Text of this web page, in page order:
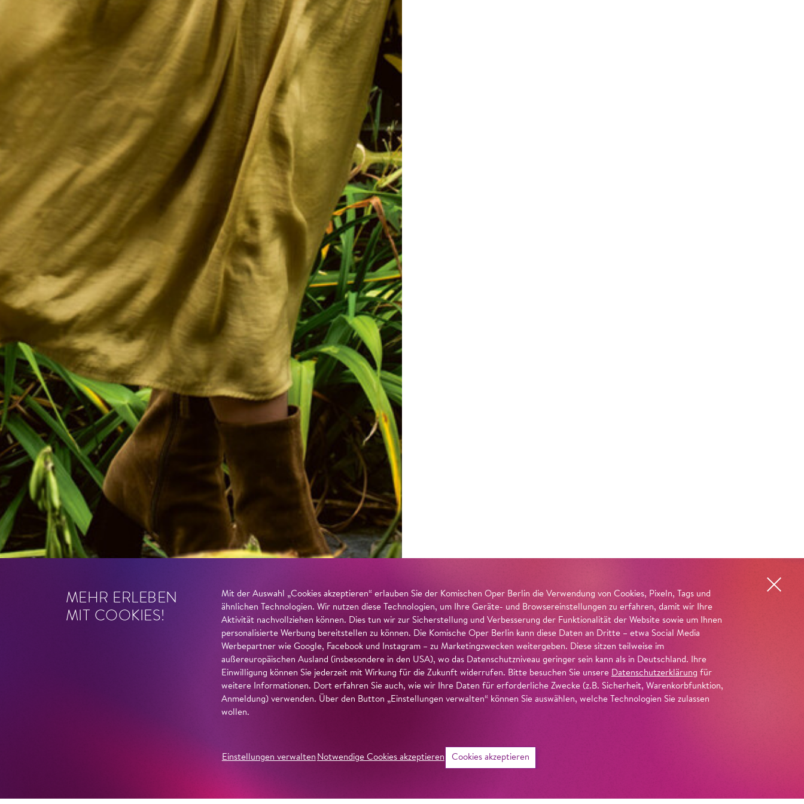
MEHR ERLEBEN
MIT COOKIES!
Mit der Auswahl „Cookies akzeptieren“ erlauben Sie der Komischen Oper Berlin die Verwendung von Cookies, Pixeln, Tags und
ähnlichen Technologien. Wir nutzen diese Technologien, um Ihre Geräte- und Browsereinstellungen zu erfahren, damit wir Ihre
Aktivität nachvollziehen können. Dies tun wir zur Sicherstellung und Verbesserung der Funktionalität der Website sowie um Ihnen
personalisierte Werbung bereitstellen zu können. Die Komische Oper Berlin kann diese Daten an Dritte – etwa Social Media
Werbepartner wie Google, Facebook und Instagram – zu Marketingzwecken weitergeben. Diese sitzen teilweise im
außereuropäischen Ausland (insbesondere in den USA), wo das Datenschutzniveau geringer sein kann als in Deutschland. Ihre
Einwilligung können Sie jederzeit mit Wirkung für die Zukunft widerrufen. Bitte besuchen Sie unsere Datenschutzerklärung für
weitere Informationen. Dort erfahren Sie auch, wie wir Ihre Daten für erforderliche Zwecke (z.B. Sicherheit, Warenkorbfunktion,
Anmeldung) verwenden. Über den Button „Einstellungen verwalten“ können Sie auswählen, welche Technologien Sie zulassen
wollen.
Einstellungen verwalten Notwendige Cookies akzeptieren Cookies akzeptieren